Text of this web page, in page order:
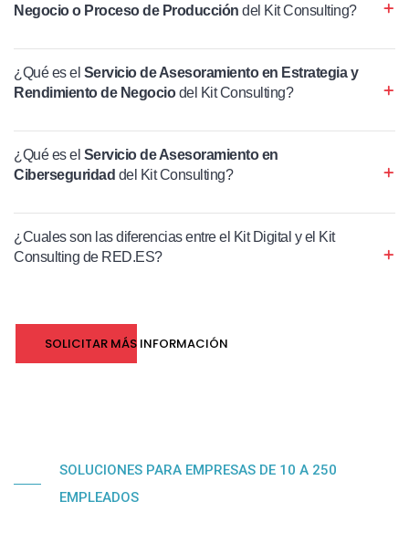
Negocio o Proceso de Producción del Kit Consulting?
¿Qué es el Servicio de Asesoramiento en Estrategia y
Rendimiento de Negociodel Kit Consulting?
¿Qué es el Servicio de Asesoramiento en
Ciberseguridad del Kit Consulting?
¿Cuales son las diferencias entre el Kit Digital y el Kit
Consulting de RED.ES?
SOLICITAR MÁS INFORMACIÓN
SOLUCIONES PARA EMPRESAS DE 10 A 250
EMPLEADOS